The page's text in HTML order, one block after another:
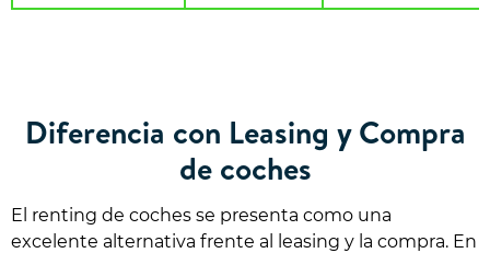
Diferencia con Leasing y Compra
de coches
El renting de coches se presenta como una
excelente alternativa frente al leasing y la compra. En